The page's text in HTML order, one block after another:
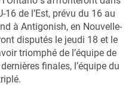
de l’Est, prévu du 16 au
à Antigonish, en Nouvelle-
disputés le jeudi 18 et le
triomphé de l’équipe de
finales, l’équipe du